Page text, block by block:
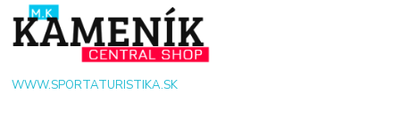
WWW.SPORTATURISTIKA.SK